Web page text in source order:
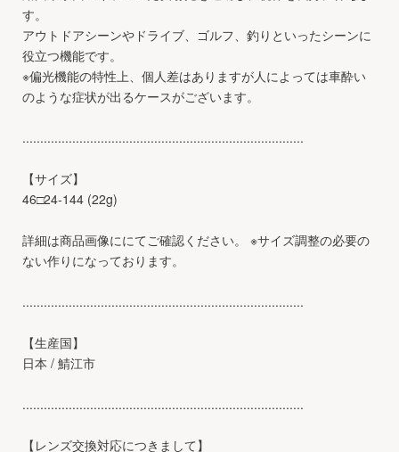
す。
アウトドアシーンやドライブ、ゴルフ、釣りといったシーンに
役立つ機能です。
※偏光機能の特性上、個人差はありますが人によっては車酔い
のような症状が出るケースがございます。
...............................................................................
【サイズ】
46□24-144 (22g)
詳細は商品画像ににてご確認ください。 ※サイズ調整の必要の
ない作りになっております。
...............................................................................
【生産国】
日本 / 鯖江市
...............................................................................
【レンズ交換対応につきまして】